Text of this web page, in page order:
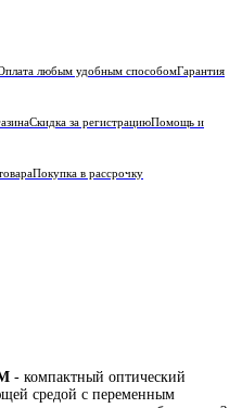
любым удобным способомГарантия
Скидка за регистрациюПомощь и
Покупка в рассрочку
- компактный оптический
средой с переменным